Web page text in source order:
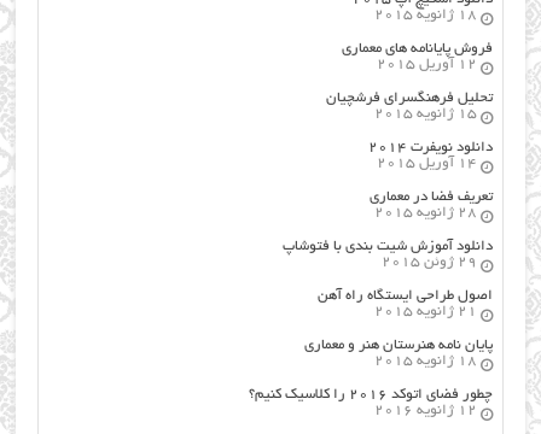
18 ژانویه 2015
فروش پایانامه های معماری
12 آوریل 2015
تحلیل فرهنگسرای فرشچیان
15 ژانویه 2015
دانلود نویفرت ۲۰۱۴
14 آوریل 2015
تعریف فضا در معماری
28 ژانویه 2015
دانلود آموزش شیت بندی با فتوشاپ
29 ژوئن 2015
اصول طراحي ایستگاه راه آهن
21 ژانویه 2015
پایان نامه هنرستان هنر و معماري
18 ژانویه 2015
چطور فضای اتوکد ۲۰۱۶ را کلاسیک کنیم؟
12 ژانویه 2016